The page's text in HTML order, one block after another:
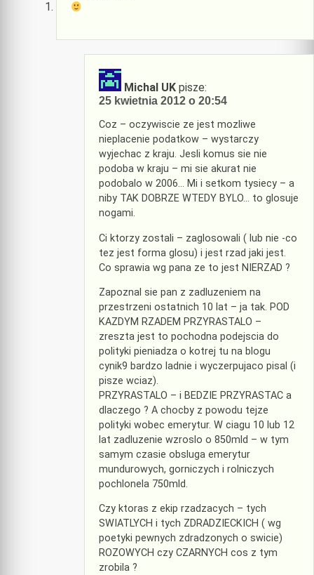
Michal UK pisze:
25 kwietnia 2012 o 20:54
Coz – oczywiscie ze jest mozliwe
nieplacenie podatkow – wystarczy
wyjechac z kraju. Jesli komus sie nie
podoba w kraju – mi sie akurat nie
podobalo w 2006… Mi i setkom tysiecy – a
niby TAK DOBRZE WTEDY BYLO… to glosuje
nogami.
Ci ktorzy zostali – zaglosowali ( lub nie -co
tez jest forma glosu) i jest rzad jaki jest.
Co sprawia wg pana ze to jest NIERZAD ?
Zapoznal sie pan z zadluzeniem na
przestrzeni ostatnich 10 lat – ja tak. POD
KAZDYM RZADEM PRZYRASTALO –
zreszta jest to pochodna podejscia do
polityki pieniadza o kotrej tu na blogu
cynik9 bardzo ladnie i wyczerpujaco pisal (i
pisze wciaz).
PRZYRASTALO – i BEDZIE PRZYRASTAC a
dlaczego ? A chocby z powodu tejze
polityki wobec emerytur. W ciagu 10 lub 12
lat zadluzenie wzroslo o 850mld – w tym
samym czasie obsluga emerytur
mundurowych, gorniczych i rolniczych
pochlonela 750mld.
Czy ktoras z ekip rzadzacych – tych
SWIATLYCH i tych ZDRADZIECKICH ( wg
poetyki pewnych zdradzonych o swicie)
ROZOWYCH czy CZARNYCH cos z tym
zrobila ?